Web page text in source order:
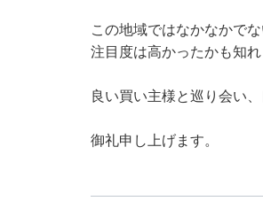
この地域ではなかなかでな
注目度は高かったかも知れ
良い買い主様と巡り会い
御礼申し上げます。